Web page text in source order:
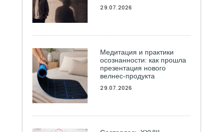
29.07.2026
Медитация и практики
осознанности: как прошла
презентация нового
велнес-продукта
29.07.2026